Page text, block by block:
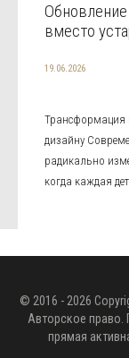
вместо
19.06.2026
Трансформация
дизайну
радикально
когда каждая
© 2016 - 2026
Авторское право.
прямая